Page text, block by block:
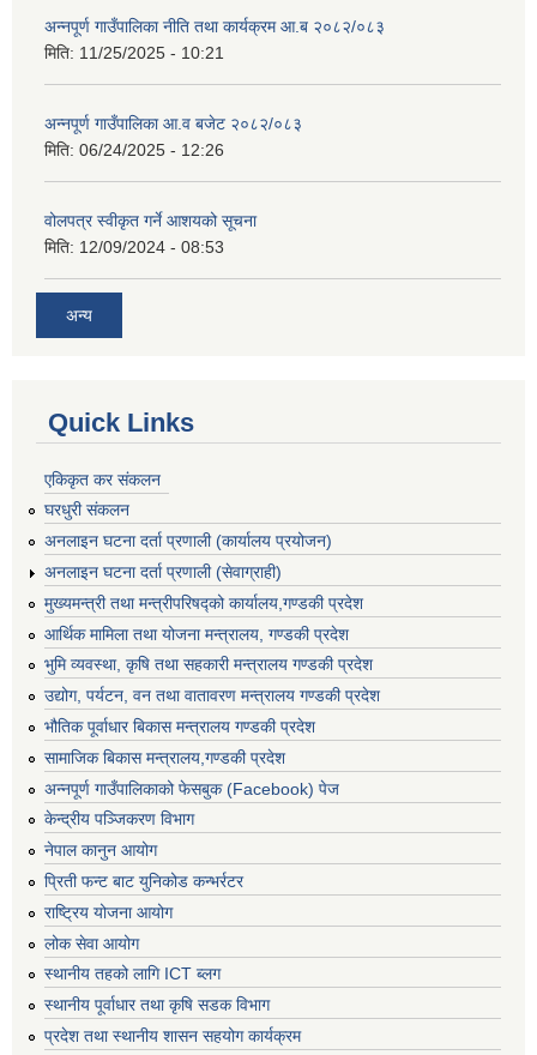
अन्नपूर्ण गाउँपालिका नीति तथा कार्यक्रम आ.ब २०८२/०८३
मिति: 11/25/2025 - 10:21
अन्नपूर्ण गाउँपालिका आ.व बजेट २०८२/०८३
मिति: 06/24/2025 - 12:26
वोलपत्र स्वीकृत गर्ने आशयको सूचना
मिति: 12/09/2024 - 08:53
अन्य
Quick Links
एकिकृत कर संकलन
घरधुरी संकलन
अनलाइन घटना दर्ता प्रणाली (कार्यालय प्रयोजन)
अनलाइन घटना दर्ता प्रणाली (सेवाग्राही)
मुख्यमन्त्री तथा मन्त्रीपरिषद्को कार्यालय,गण्डकी प्रदेश
आर्थिक मामिला तथा योजना मन्त्रालय, गण्डकी प्रदेश
भुमि व्यवस्था, कृषि तथा सहकारी मन्त्रालय गण्डकी प्रदेश
उद्योग, पर्यटन, वन तथा वातावरण मन्त्रालय गण्डकी प्रदेश
भौतिक पूर्वाधार बिकास मन्त्रालय गण्डकी प्रदेश
सामाजिक बिकास मन्त्रालय,गण्डकी प्रदेश
अन्नपूर्ण गाउँपालिकाको फेसबुक (Facebook) पेज
केन्द्रीय पञ्जिकरण विभाग
नेपाल कानुन आयोग
प्रिती फन्ट बाट युनिकोड कन्भर्रटर
राष्ट्रिय योजना आयोग
लोक सेवा आयोग
स्थानीय तहको लागि ICT ब्लग
स्थानीय पूर्वाधार तथा कृषि सडक विभाग
प्रदेश तथा स्थानीय शासन सहयोग कार्यक्रम